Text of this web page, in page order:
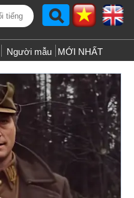
Người mẫu MỚI NHẤT